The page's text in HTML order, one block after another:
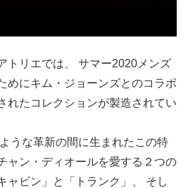
トリエでは、 サマー2020メンズ
めにキム・ジョーンズとのコラボ
れたコレクションが製造されてい
うな革新の間に生まれたこの特
ャン・ディオールを愛する２つの
ビン」と「トランク」、 そし